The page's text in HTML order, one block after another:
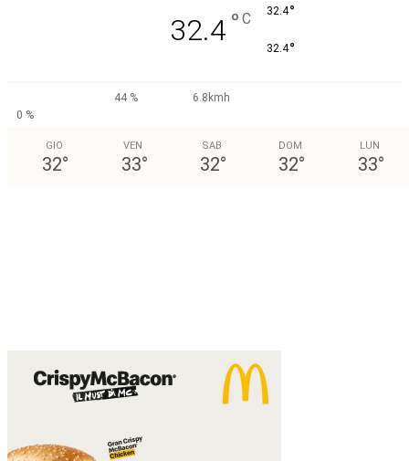
32.4 ° C 32.4°
32.4°
44 %
6.8kmh
0 %
GIO
32°
VEN
33°
SAB
32°
DOM
32°
LUN
33°